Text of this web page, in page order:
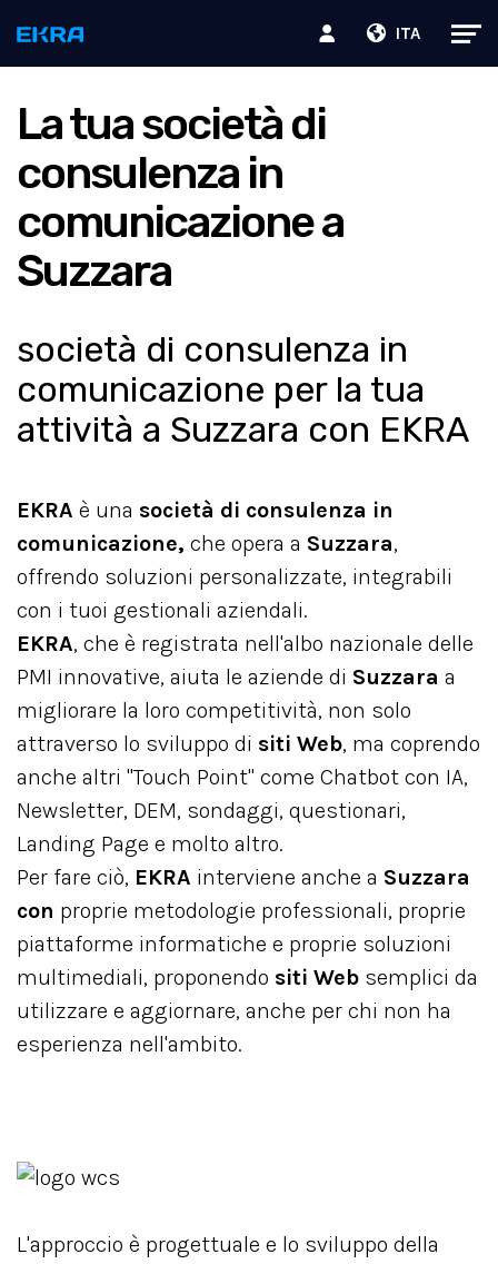
ITA
La tua società di
consulenza in
comunicazione a
Suzzara
società di consulenza in
comunicazione per la tua
attività a Suzzara con EKRA
EKRA è una società di consulenza in
comunicazione, che opera a Suzzara,
offrendo soluzioni personalizzate, integrabili
con i tuoi gestionali aziendali.
EKRA, che è registrata nell'albo nazionale delle
PMI innovative, aiuta le aziende di Suzzara a
migliorare la loro competitività, non solo
attraverso lo sviluppo di siti Web, ma coprendo
anche altri "Touch Point" come Chatbot con IA,
Newsletter, DEM, sondaggi, questionari,
Landing Page e molto altro.
Per fare ciò, EKRA interviene anche a Suzzara
con proprie metodologie professionali, proprie
piattaforme informatiche e proprie soluzioni
multimediali, proponendo siti Web semplici da
utilizzare e aggiornare, anche per chi non ha
esperienza nell'ambito.
L'approccio è progettuale e lo sviluppo della